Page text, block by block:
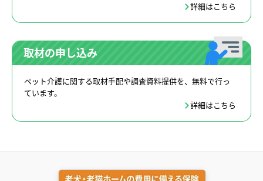
詳細はこちら
取材の申し込み
ペット介護に関する取材手配や調査資料提供を、無料で行っ
ています。
詳細はこちら